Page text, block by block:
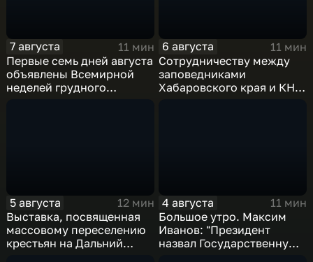
7 августа
11 мин
Первые семь дней августа
объявлены Всемирной
неделей грудного
6 августа
11 мин
Сотрудничеству между
заповедниками
Хабаровского края и КНР
5 августа
12 мин
Выставка, посвященная
массовому переселению
крестьян на Дальний
4 августа
11 мин
Большое утро. Максим
Иванов: "Президент
назвал Государственную